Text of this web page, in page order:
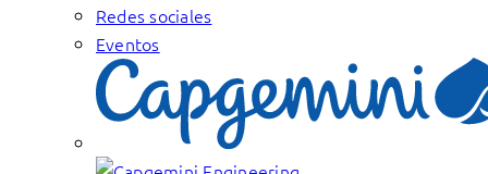
Redes sociales
Eventos